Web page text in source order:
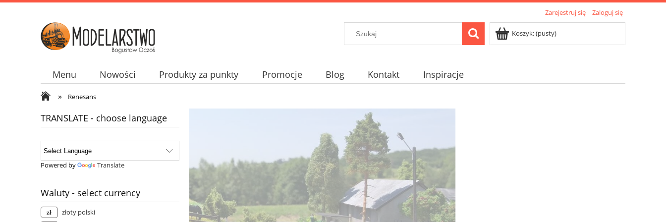
Zarejestruj się Zaloguj się
Koszyk:(pusty)
Menu Nowości Produkty za punkty Promocje Blog Kontakt
Inspiracje
Jak kupować? How to buy? Wie man kuppelt?
» Renesans
TRANSLATE - choose language
Powered by Translate
Waluty - select currency
złoty polski